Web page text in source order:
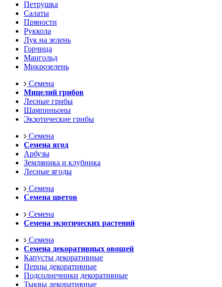
Петрушка
Салаты
Пряности
Руккола
Лук на зелень
Горчица
Мангольд
Микрозелень
Семена
Мицелий грибов
Лесные грибы
Шампиньоны
Экзотические грибы
Семена
Семена ягод
Арбузы
Земляника и клубника
Лесные ягоды
Семена
Семена цветов
Семена
Семена экзотических растений
Семена
Семена декоративных овощей
Капусты декоративные
Перцы декоративные
Подсолнечники декоративные
Тыквы декоративные